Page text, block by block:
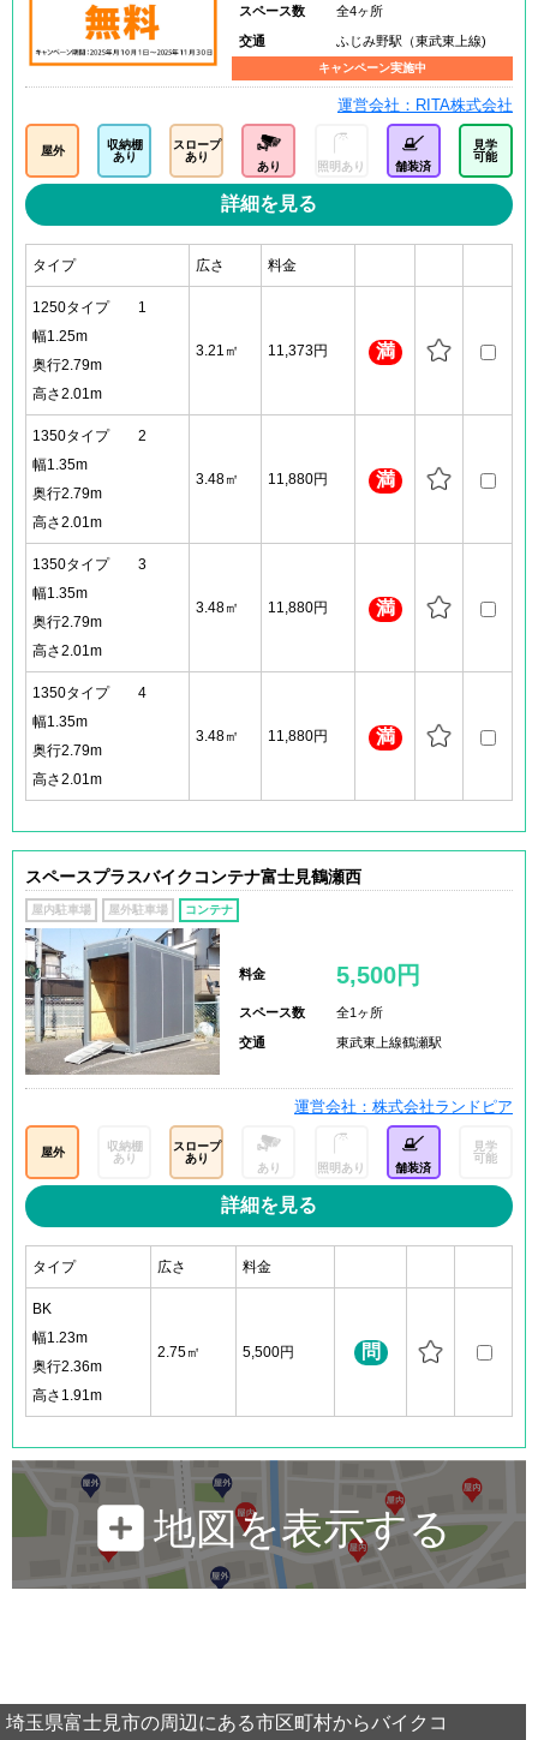
スペース数 全4ヶ所
交通 ふじみ野駅（東武東上線)
キャンペーン実施中
運営会社：RITA株式会社
屋外
収納棚
あり
スロープ
あり
あり 照明あり 舗装済
見学
可能
詳細を見る
タイプ 広さ 料金
1250タイプ 1
幅1.25m
奥行2.79m
高さ2.01m
3.21㎡ 11,373円 満
1350タイプ 2
幅1.35m
奥行2.79m
高さ2.01m
3.48㎡ 11,880円 満
1350タイプ 3
幅1.35m
奥行2.79m
高さ2.01m
3.48㎡ 11,880円 満
1350タイプ 4
幅1.35m
奥行2.79m
高さ2.01m
3.48㎡ 11,880円 満
スペースプラスバイクコンテナ富士見鶴瀬西
屋内駐車場 屋外駐車場 コンテナ
料金 5,500円
スペース数 全1ヶ所
交通 東武東上線鶴瀬駅
運営会社：株式会社ランドピア
屋外
収納棚
あり
スロープ
あり
あり 照明あり 舗装済
見学
可能
詳細を見る
タイプ 広さ 料金
BK
幅1.23m
奥行2.36m
高さ1.91m
2.75㎡ 5,500円 問
地図を表示する
埼玉県富士見市の周辺にある市区町村からバイクコ